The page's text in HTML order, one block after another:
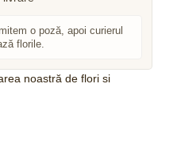
o poză, apoi curierul
florile.
noastră de flori si